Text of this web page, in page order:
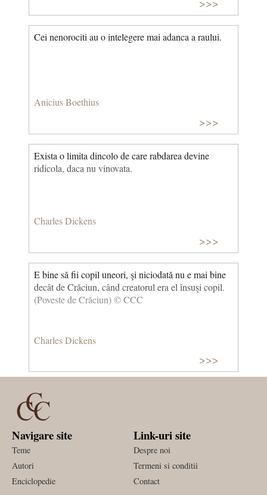
Cei nenorociti au o intelegere mai adanca a raului.
Anicius Boethius
>>>
Exista o limita dincolo de care rabdarea devine
ridicola, daca nu vinovata.
Charles Dickens
>>>
E bine să fii copil uneori, şi niciodată nu e mai bine
decât de Crăciun, când creatorul era el însuşi copil.
(Poveste de Crăciun) © CCC
Charles Dickens
>>>
Navigare site
Teme
Autori
Enciclopedie
Link-uri site
Despre noi
Termeni si conditii
Contact